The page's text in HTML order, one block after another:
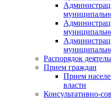
Распорядок
Прием граждан
Прием
власти
Консультативно-